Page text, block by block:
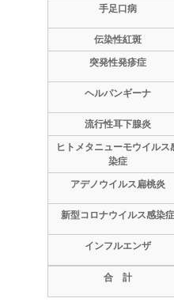
手足口病
伝染性紅斑
突発性発疹症
ヘルパンギーナ
流行性耳下腺炎
ヒトメタニューモウイルス
染症
アデノウイルス扁桃炎
新型コロナウイルス感染症
インフルエンザ
合 計